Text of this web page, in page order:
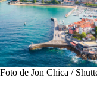
de Jon Chica /